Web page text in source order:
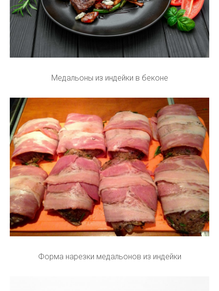
Медальоны из индейки в беконе
Форма нарезки медальонов из индейки